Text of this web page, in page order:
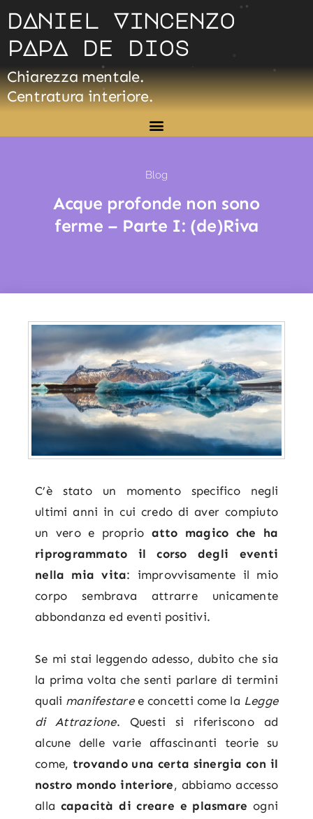
Vai
contenuto
dAniel Vincenzo
pApA de dios
Chiarezza mentale.
Centratura interiore.
Blog
Acque profonde non sono
ferme – Parte I: (de)Riva
C’è stato un momento specifico negli
ultimi anni in cui credo di aver compiuto
un vero e proprio atto magico che ha
riprogrammato il corso degli eventi
nella mia vita: improvvisamente il mio
corpo sembrava attrarre unicamente
abbondanza ed eventi positivi.
Se mi stai leggendo adesso, dubito che sia
la prima volta che senti parlare di termini
quali manifestaree concetti come la Legge
di Attrazione. Questi si riferiscono ad
alcune delle varie affascinanti teorie su
come, trovando una certa sinergia con il
nostro mondo interiore, abbiamo accesso
alla capacità di creare e plasmare ogni